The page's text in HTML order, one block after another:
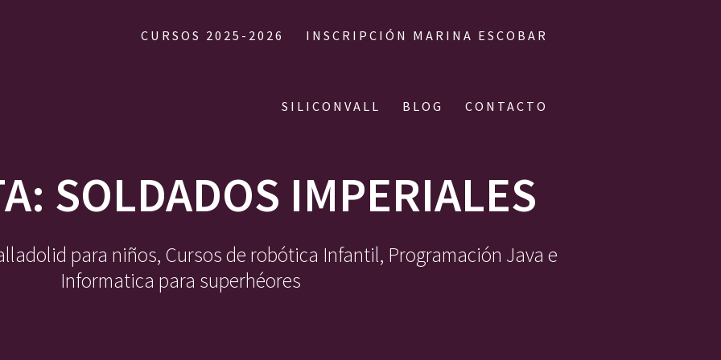
CURSOS 2025-2026 INSCRIPCIÓN MARINA ESCOBAR
SILICONVALL BLOG CONTACTO
SOLDADOS IMPERIALES
para niños, Cursos de robótica Infantil, Programación Java e
Informatica para superhéores